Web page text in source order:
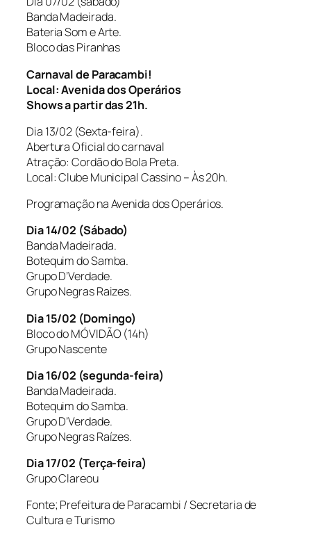
Banda Madeirada.
Bateria Som e Arte.
Bloco das Piranhas
Carnaval de Paracambi!
Local: Avenida dos Operários
Shows a partir das 21h.
Dia 13/02 (Sexta-feira).
Abertura Oficial do carnaval
Atração: Cordão do Bola Preta.
Local: Clube Municipal Cassino – Às 20h.
Programação na Avenida dos Operários.
Dia 14/02 (Sábado)
Banda Madeirada.
Botequim do Samba.
Grupo D’Verdade.
Grupo Negras Raizes.
Dia 15/02 (Domingo)
Bloco do MÓVIDÃO (14h)
Grupo Nascente
Dia 16/02 (segunda-feira)
Banda Madeirada.
Botequim do Samba.
Grupo D’Verdade.
Grupo Negras Raízes.
Dia 17/02 (Terça-feira)
Grupo Clareou
Fonte; Prefeitura de Paracambi / Secretaria de
Cultura e Turismo